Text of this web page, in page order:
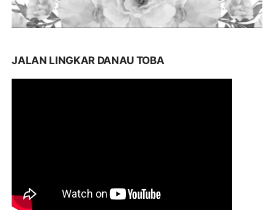
JALAN LINGKAR DANAU TOBA